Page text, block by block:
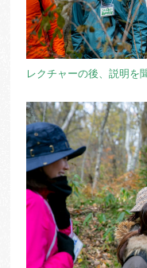
レクチャーの後、説明を